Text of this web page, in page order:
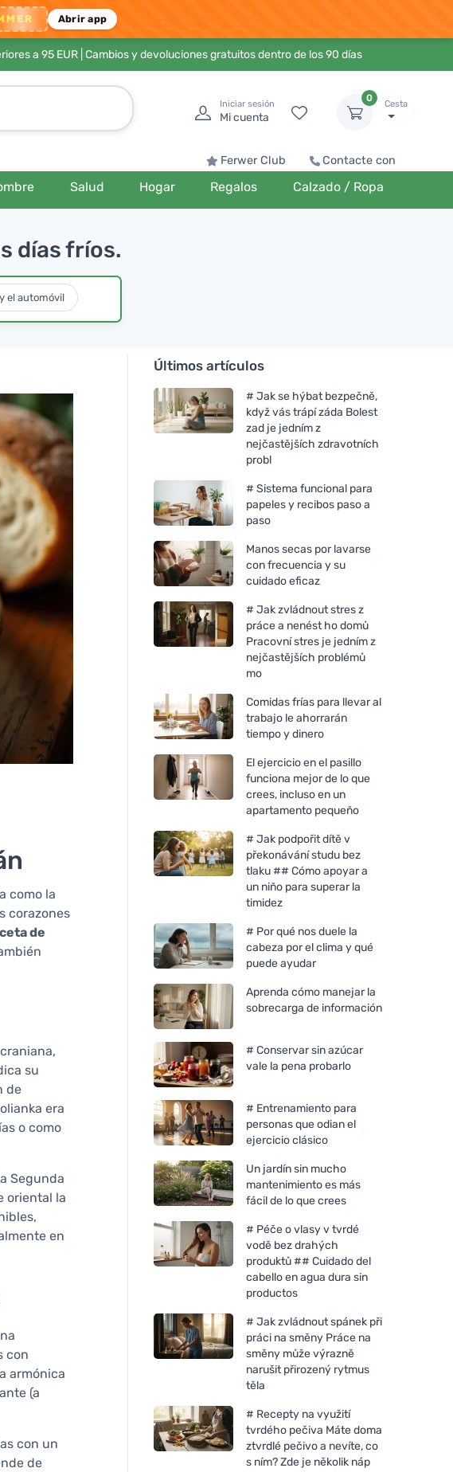
Abrir app
a 95 EUR| Cambios y devoluciones gratuitos dentro de los 90 días
Iniciar sesión
Mi cuenta
0
Cesta
Ferwer Club Contacte con
Salud Hogar Regalos Calzado / Ropa
días fríos.
el automóvil
como la
corazones
de
su
de
era
o como
Segunda
oriental la
en
con
armónica
(a
con un
de
Últimos artículos
# Jak se hýbat bezpečně,
když vás trápí záda Bolest
zad je jedním z
nejčastějších zdravotních
probl
# Sistema funcional para
papeles y recibos paso a
paso
Manos secas por lavarse
con frecuencia y su
cuidado eficaz
# Jak zvládnout stres z
práce a nenést ho domů
Pracovní stres je jedním z
nejčastějších problémů
mo
Comidas frías para llevar al
trabajo le ahorrarán
tiempo y dinero
El ejercicio en el pasillo
funciona mejor de lo que
crees, incluso en un
apartamento pequeño
# Jak podpořit dítě v
překonávání studu bez
tlaku ## Cómo apoyar a
un niño para superar la
timidez
# Por qué nos duele la
cabeza por el clima y qué
puede ayudar
Aprenda cómo manejar la
sobrecarga de información
# Conservar sin azúcar
vale la pena probarlo
# Entrenamiento para
personas que odian el
ejercicio clásico
Un jardín sin mucho
mantenimiento es más
fácil de lo que crees
# Péče o vlasy v tvrdé
vodě bez drahých
produktů ## Cuidado del
cabello en agua dura sin
productos
# Jak zvládnout spánek při
práci na směny Práce na
směny může výrazně
narušit přirozený rytmus
těla
# Recepty na využití
tvrdého pečiva Máte doma
ztvrdlé pečivo a nevíte, co
s ním? Zde je několik náp